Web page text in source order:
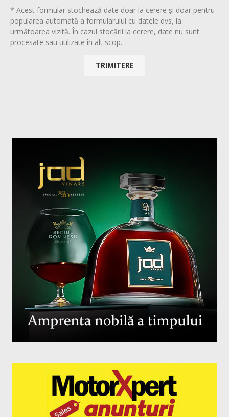
* Acest formular stochează date doar la cerere și doar pentru
popularea automată a formularului cu datele dvs, la
următoarea vizită. În cazul stocării la cerere, date nu sunt
procesate sau utilizate în alt scop.